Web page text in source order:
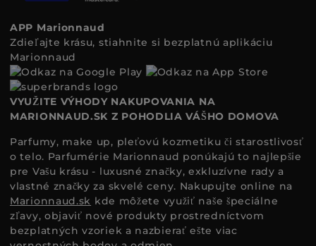
APP Marionnaud
Zdieľajte krásu, stiahnite si bezplatnú aplikáciu
Marionnaud
VYUŽITE VÝHODY NAKUPOVANIA NA
MARIONNAUD.SK Z POHODLIA VÁŠHO DOMOVA
Parfumy, make up, pleťovú kozmetiku či starostlivosť
o telo. Parfumérie Marionnaud ponúkajú to najlepšie
pre Vašu krásu - luxusné značky, exkluzívne rady a
vlastné značky za skvelé ceny. Nakupujte online na
Marionnaud.sk kde môžete využiť naše špeciálne
zľavy, objaviť nové produkty prostredníctvom
bezplatných vzoriek a nazbierať ešte viac